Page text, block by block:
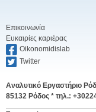
Επικοινωνία
Ευκαιρίες καριέρας
Oikonomidislab
Twitter
Αναλυτικό Εργαστήριο
85132 Ρόδος * τηλ.: